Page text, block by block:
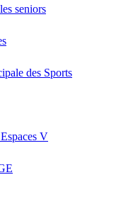
seniors
des Sports
V